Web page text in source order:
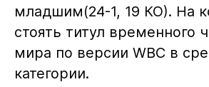
младшим(24-1, 19 КО). На
стоять титул временного
мира по версии WBC в
категории.